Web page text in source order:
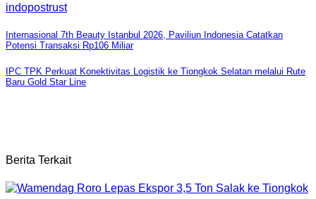
indopostrust
Navigasi
Internasional 7th Beauty Istanbul 2026, Paviliun Indonesia Catatkan
Potensi Transaksi Rp106 Miliar
IPC TPK Perkuat Konektivitas Logistik ke Tiongkok Selatan melalui Rute
Baru Gold Star Line
Berita Terkait